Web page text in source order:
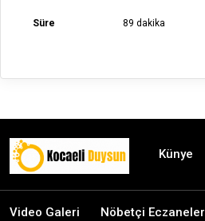
Süre 89 dakika
Künye
Video Galeri Nöbetçi Eczaneler